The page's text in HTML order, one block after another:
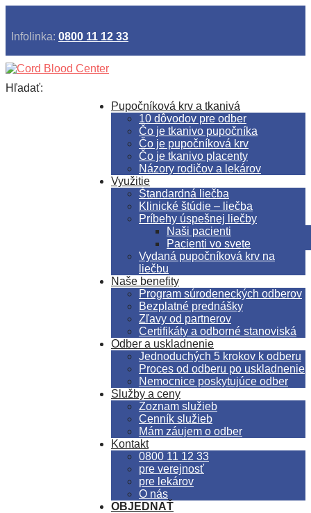
Infolinka: 0800 11 12 33
Pupočníková krv a tkanivá
10 dôvodov pre odber
Čo je tkanivo pupočníka
Čo je pupočníková krv
Čo je tkanivo placenty
Názory rodičov a lekárov
Využitie
Štandardná liečba
Klinické štúdie – liečba
Príbehy úspešnej liečby
Naši pacienti
Pacienti vo svete
Vydaná pupočníková krv na
liečbu
Naše benefity
Program súrodeneckých odberov
Bezplatné prednášky
Zľavy od partnerov
Certifikáty a odborné stanoviská
Odber a uskladnenie
Jednoduchých 5 krokov k odberu
Proces od odberu po uskladnenie
Nemocnice poskytujúce odber
Služby a ceny
Zoznam služieb
Cenník služieb
Mám záujem o odber
Kontakt
0800 11 12 33
pre verejnosť
pre lekárov
O nás
OBJEDNAŤ
Hľadať: